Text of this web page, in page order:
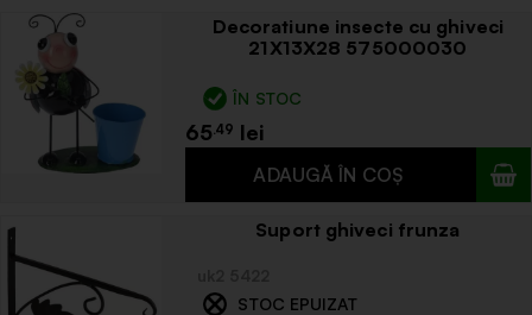
Decoratiune insecte cu ghiveci
21X13X28 575000030
ÎN STOC
65.49
Suport ghiveci frunza
STOC EPUIZAT